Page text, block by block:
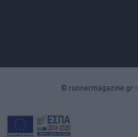
© runnermagazine.gr -